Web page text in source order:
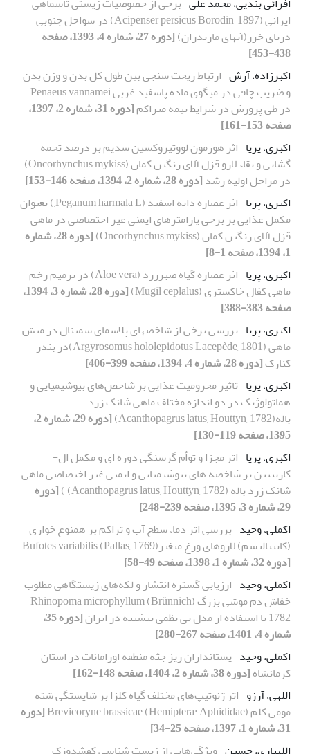
ایرانی (Acipenser persicus Borodin, 1897) در سواحل جنوبی
دریای خزر(آبهای مازندران)
[دوره 27، شماره 4، 1393، صفحه
438-453]
اکبرزاده، آرش ارتباط ریخت سنجی بین طول کل بدن و وزن بدن
و ضریب چاقی در میگوی ماده پاسفید غربی Penaeus vannamei
در طی پرورش در شرایط نیمه متراکم
[دوره 31، شماره 2، 1397،
صفحه 153-161]
اکبری، پریا اثر هورمون لووتیروکسین سدیم بر درصد تخمه
گشایی و بقاء لارو قزل آلای رنگین کمان (Oncorhynchus mykiss)
در مراحل اولیه رشد[دوره 28، شماره 2، 1394، صفحه 146-153]
اکبری، پریا
اثر عصاره دانه اسفند (Peganum harmala L,) بعنوان
مکمل غذایی بر برخی پارامترهای ایمنی غیر اختصاصی در ماهی
قزل آلای رنگین کمان (Oncorhynchus mykiss)
[دوره 28، شماره
1، 1394، صفحه 1-8]
اکبری، پریا
اثر عصاره گیاه صبرزرد (Aloe vera) در ترمیم زخم
ماهی کفال خاکستری (Mugil ceplalus)
[دوره 28، شماره 3، 1394،
صفحه 383-388]
اکبری، پریا بررسی برخی از شاخصهای پلاسمای سمینال در میش
ماهی (Argyrosomus hololepidotus Lacepède, 1801)در بندر
کنارک[دوره 28، شماره 4، 1394، صفحه 399-406]
اکبری، پریا تاثیر محرومیت غذایی بر شاخص‌های بیوشیمیایی و
هماتولوژیک در دو اندازه مختلف ماهی شانک زرد
باله(Acanthopagrus latus, Houttyn, 1782)
[دوره 29، شماره 2،
1395، صفحه 119-130]
اکبری، پریا اثر مجزا و توأم گرسنگی دوره ای و مکمل ال-
کارنیتین بر شاخصه های بیوشیمیایی و ایمنی غیر اختصاصی ماهی
شانک زرد باله (Acanthopagrus latus, Houttyn, 1782) )
[دوره
29، شماره 3، 1395، صفحه 239-248]
اکملی، وحید بررسی اثر دما، سطح آب و تراکم بر همنوع خواری
(کانیبالیسم) لاروهای وزغ متغیر(Pallas, 1769) Bufotes variabilis
[دوره 32، شماره 1، 1398، صفحه 49-58]
اکملی، وحید ارزیابی گستره انتشار و لکه‌های زیستگاهی مطلوب
خفاش دم موشی بزرگ (Rhinopoma microphyllum (Brünnich
1782 با استفاده از مدل بی نظمی بیشینه در ایران
[دوره 35،
شماره 4، 1401، صفحه 267-280]
اکملی، وحید پستانداران ریز جثه منطقه اورامانات در استان
کرمانشاه[دوره 38، شماره 2، 1404، صفحه 148-162]
اللهی، آرزو اثر ژنوتیپ‌های مختلف گیاه کلزا بر شایستگی شتة
مومی کلم Brevicoryne brassicae (Hemiptera: Aphididae)
[دوره
31، شماره 1، 1397، صفحه 25-34]